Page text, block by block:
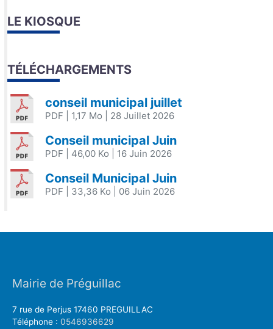
LE KIOSQUE
TÉLÉCHARGEMENTS
conseil municipal juillet
PDF | 1,17 Mo | 28 Juillet 2026
Conseil municipal Juin
PDF | 46,00 Ko | 16 Juin 2026
Conseil Municipal Juin
PDF | 33,36 Ko | 06 Juin 2026
Mairie de Préguillac
7 rue de Perjus 17460 PREGUILLAC
Téléphone : 0546936629